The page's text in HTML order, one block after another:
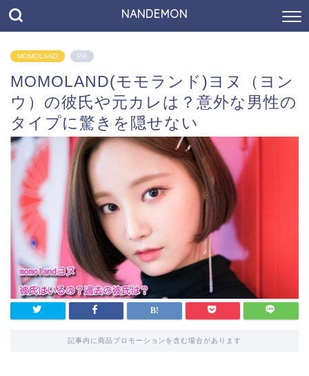
NANDEMON
MOMOLAND PR
MOMOLAND(モモランド)ヨヌ（ヨン
ウ）の彼氏や元カレは？意外な男性の
タイプに驚きを隠せない
記事内に商品プロモーションを含む場合があります